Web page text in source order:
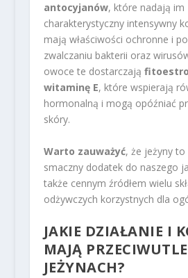
antocyjanów, które nadają im
charakterystyczny intensywny
mają właściwości ochronne i
zwalczaniu bakterii oraz
owoce te dostarczają
witaminę E, które wspierają
hormonalną i mogą opóźniać
skóry.
Warto zauważyć, że jeżyny to
smaczny dodatek do naszego
także cennym źródłem wielu
odżywczych korzystnych dla
JAKIE DZIAŁANIE I
MAJĄ
JEŻYNACH?